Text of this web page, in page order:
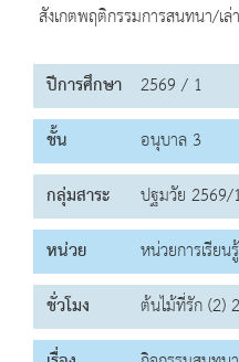
สังเกตพฤติกรรมการสนทนา/เ
ปีการศึกษา 2569 / 1
ชั้น
อนุบาล 3
กลุ่มสาระ
ปฐมวัย 2569/
หน่วย
หน่วยการเรีย
ชั่วโมง
ต้นไม้ที่รัก (2)